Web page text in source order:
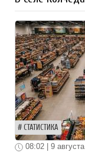
СТАТИСТИКА
08:02 | 9 августа